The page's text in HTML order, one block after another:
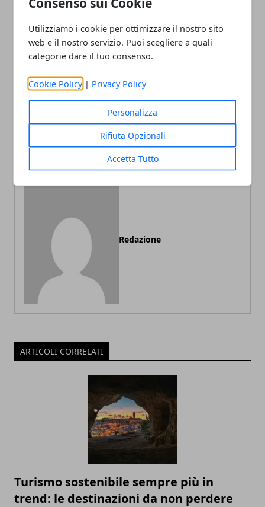
Utilizziamo i cookie per ottimizzare il nostro sito
web e il nostro servizio. Puoi scegliere a quali
categorie dare il tuo consenso.
Cookie Policy | Privacy Policy
Personalizza
Rifiuta Opzionali
Accetta Tutto
Facebook
TwitterWhatsapp
Come risparmiare energia
per ridurre i costi e non
inquinare l’ambiente
Green Economy,
dall'edilizia al risparmio
energetico
Redazione
ARTICOLI CORRELATI
Turismo sostenibile sempre più in
trend: le destinazioni da non perdere